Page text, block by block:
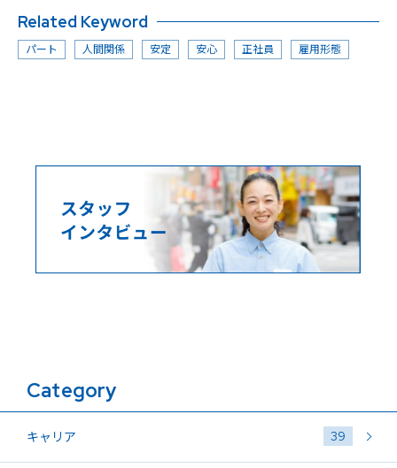
Related Keyword
パート 人間関係 安定 安心 正社員 雇用形態
Category
キャリア 39